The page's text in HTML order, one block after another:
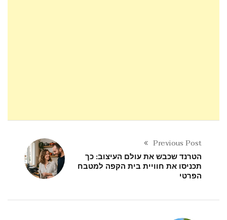
Previous Post
הטרנד שכבש את עולם העיצוב: כך
תכניסו את חוויית בית הקפה למטבח
הפרטי